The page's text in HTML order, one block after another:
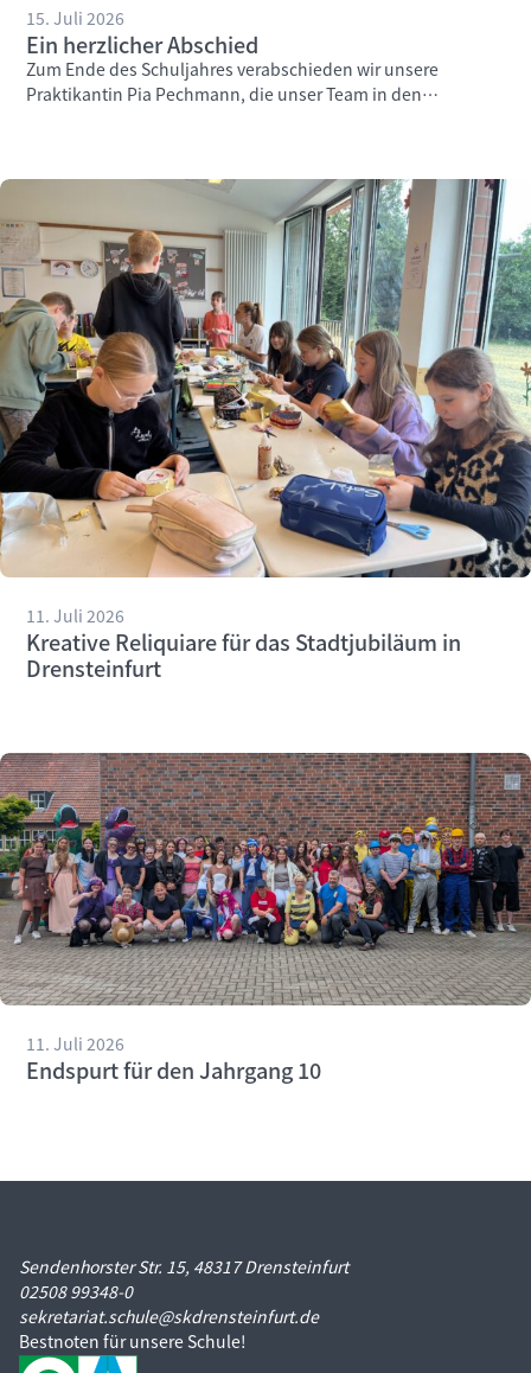
15. Juli 2026
Ein herzlicher Abschied
Zum Ende des Schuljahres verabschieden wir unsere
Praktikantin Pia Pechmann, die unser Team in den
11. Juli 2026
Kreative Reliquiare für das Stadtjubiläum in
Drensteinfurt
11. Juli 2026
Endspurt für den Jahrgang 10
Sendenhorster Str. 15, 48317 Drensteinfurt
02508 99348-0
sekretariat.schule@skdrensteinfurt.de
Bestnoten für unsere Schule!